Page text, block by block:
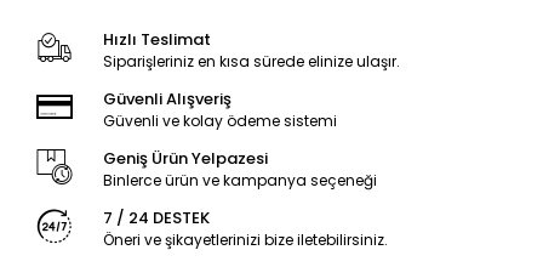
Hızlı Teslimat
Siparişleriniz en kısa sürede elinize ulaşır.
Güvenli Alışveriş
Güvenli ve kolay ödeme sistemi
Geniş Ürün Yelpazesi
Binlerce ürün ve kampanya seçeneği
7 / 24 DESTEK
Öneri ve şikayetlerinizi bize iletebilirsiniz.